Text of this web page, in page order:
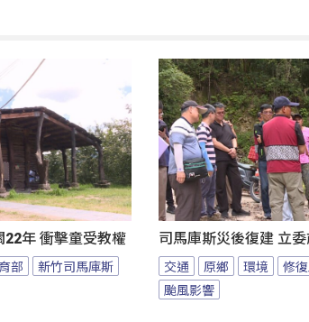
22年 衝擊童受教權
部 新竹司馬庫斯
司馬庫斯災後復建 立
交通 原鄉 環境 修
颱風影響